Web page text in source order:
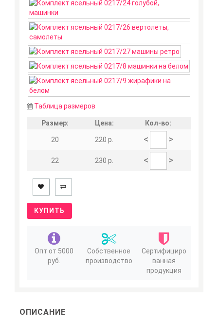
Таблица размеров
Размер: Цена: Кол-во:
20 220 р. < >
22 230 р. < >
КУПИТЬ
Опт от 5000
руб.
Собственное
производство
Сертифициро
ванная
продукция
ОПИСАНИЕ